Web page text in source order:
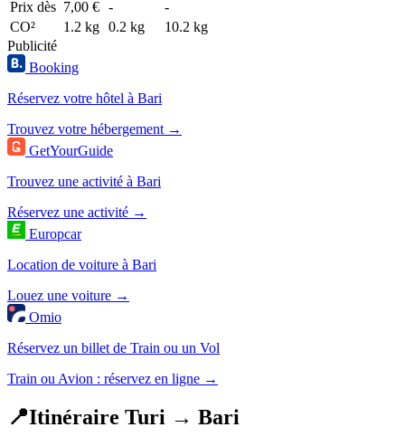
Prix dès 7,00 € -
-
CO²
1.2 kg 0.2 kg
10.2 kg
Publicité
Booking
Réservez votre hôtel à Bari
Trouvez votre hébergement →
GetYourGuide
Trouvez une activité à Bari
Réservez une activité →
Europcar
Location de voiture à Bari
Louez une voiture →
Omio
Réservez un billet de Train ou un Vol
Train ou Avion : réservez en ligne →
📍Itinéraire Turi → Bari